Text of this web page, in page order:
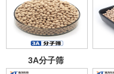
3A分子筛